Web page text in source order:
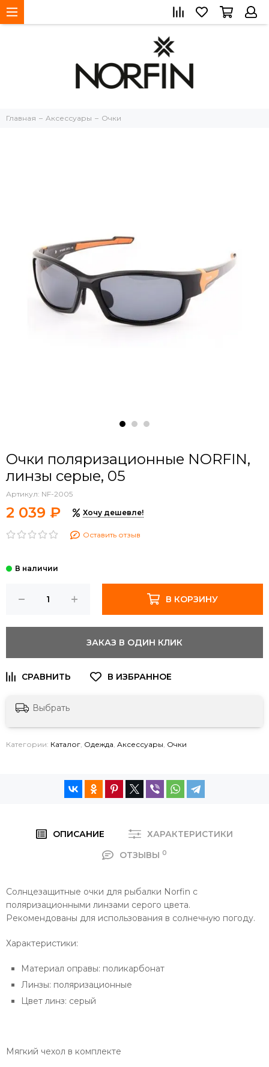
Главная Aксессуары Очки
Очки поляризационные NORFIN,
линзы серые, 05
Артикул: NF-2005
2 039 ₽ Хочу дешевле!
Оставить отзыв
В КОРЗИНУ
ЗАКАЗ В ОДИН КЛИК
Выбрать
Категории: Каталог, Одежда, Aксессуары, Очки
ОПИСАНИЕ
ХАРАКТЕРИСТИКИ
ОТЗЫВЫ 0
Солнцезащитные очки для рыбалки Norfin с
поляризационными линзами серого цвета.
Рекомендованы для использования в солнечную погоду.
Характеристики:
Материал оправы: поликарбонат
Линзы: поляризационные
Цвет линз: серый
Мягкий чехол в комплекте